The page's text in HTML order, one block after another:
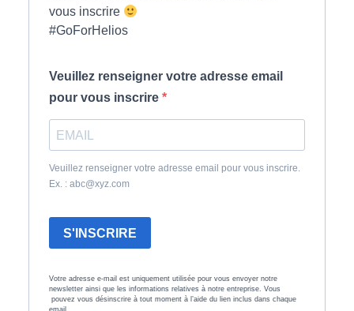
vous inscrire
#GoForHelios
Veuillez renseigner votre adresse email
pour vous inscrire
Veuillez renseigner votre adresse email pour vous inscrire.
Ex. : abc@xyz.com
S'INSCRIRE
Votre adresse e-mail est uniquement utilisée pour vous envoyer notre
newsletter ainsi que les informations relatives à notre entreprise. Vous
pouvez vous désinscrire à tout moment à l’aide du lien inclus dans chaque
email.